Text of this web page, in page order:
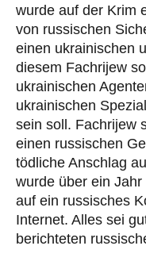
wurde auf der Krim
von russischen
einen ukrainischen
diesem Fachrijew
ukrainischen
ukrainischen
sein soll. Fachrijew
einen russischen
tödliche Anschlag
wurde über ein
auf ein russisches
Internet. Alles sei
berichteten